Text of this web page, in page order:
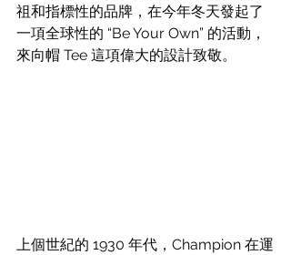
祖和指標性的品牌，在今年冬天發起了
一項全球性的 “Be Your Own” 的活動，
來向帽 Tee 這項偉大的設計致敬。
上個世紀的 1930 年代，Champion 在運